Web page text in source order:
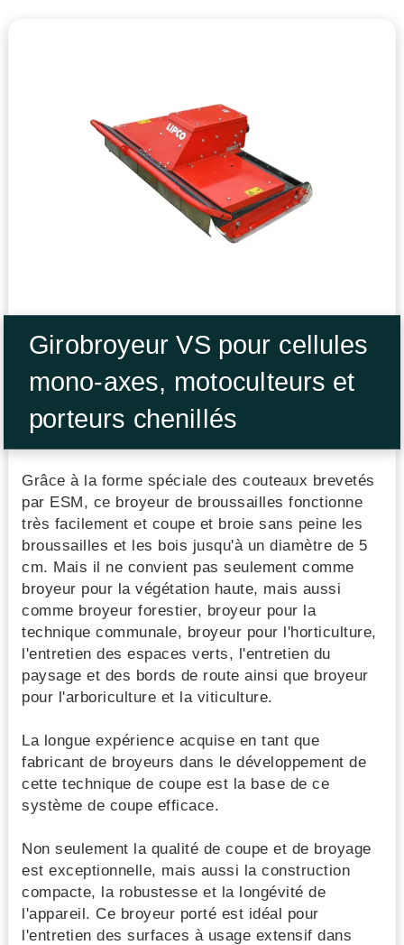
Girobroyeur VS pour cellules
mono-axes, motoculteurs et
porteurs chenillés
Grâce à la forme spéciale des couteaux brevetés
par ESM, ce broyeur de broussailles fonctionne
très facilement et coupe et broie sans peine les
broussailles et les bois jusqu'à un diamètre de 5
cm. Mais il ne convient pas seulement comme
broyeur pour la végétation haute, mais aussi
comme broyeur forestier, broyeur pour la
technique communale, broyeur pour l'horticulture,
l'entretien des espaces verts, l'entretien du
paysage et des bords de route ainsi que broyeur
pour l'arboriculture et la viticulture.
La longue expérience acquise en tant que
fabricant de broyeurs dans le développement de
cette technique de coupe est la base de ce
système de coupe efficace.
Non seulement la qualité de coupe et de broyage
est exceptionnelle, mais aussi la construction
compacte, la robustesse et la longévité de
l'appareil. Ce broyeur porté est idéal pour
l'entretien des surfaces à usage extensif dans